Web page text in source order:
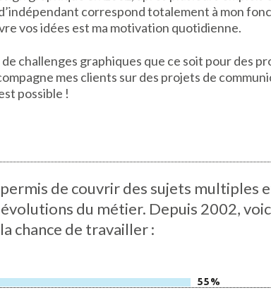
correspond totalement à mon
vos idées est ma motivation quotidienne.
challenges graphiques que ce soit pour des
mes clients sur des projets de
possible !
permis de couvrir des sujets multiples
du métier. Depuis 2002,
chance de travailler :
55%